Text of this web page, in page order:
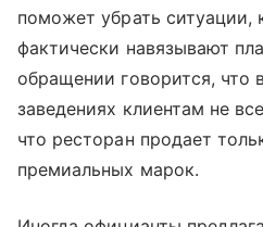
поможет убрать ситуации,
фактически навязывают
обращении говорится, что
заведениях клиентам не
что ресторан продает
премиальных марок.